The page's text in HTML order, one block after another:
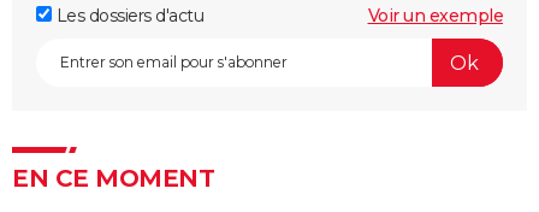
Les dossiers d'actu
Voir un exemple
EN CE MOMENT